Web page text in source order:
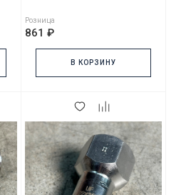
Розница
861 ₽
В КОРЗИНУ